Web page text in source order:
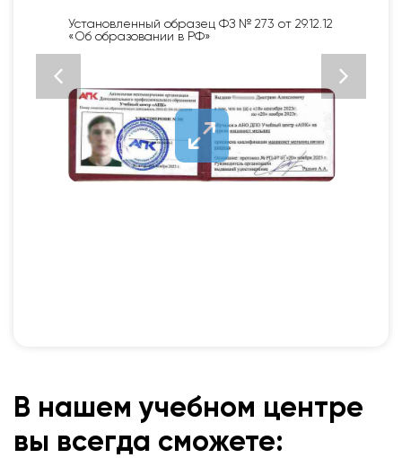
Установленный образец ФЗ № 273 от 29.12.12
«Об образовании в РФ»
В нашем учебном центре
вы всегда сможете: